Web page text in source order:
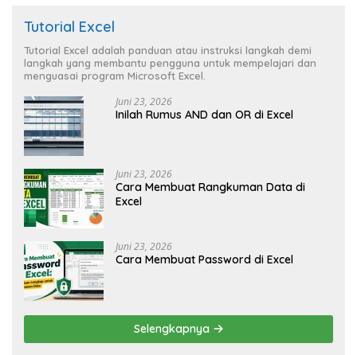
Tutorial Excel
Tutorial Excel adalah panduan atau instruksi langkah demi
langkah yang membantu pengguna untuk mempelajari dan
menguasai program Microsoft Excel.
Juni 23, 2026
Inilah Rumus AND dan OR di Excel
Juni 23, 2026
Cara Membuat Rangkuman Data di
Excel
Juni 23, 2026
Cara Membuat Password di Excel
Selengkapnya